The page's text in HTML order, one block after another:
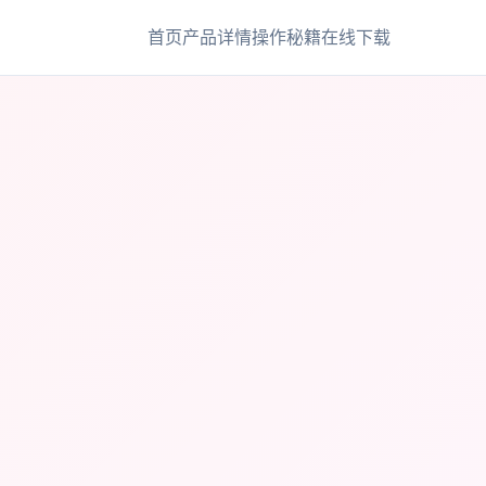
首页产品详情操作秘籍在线下载